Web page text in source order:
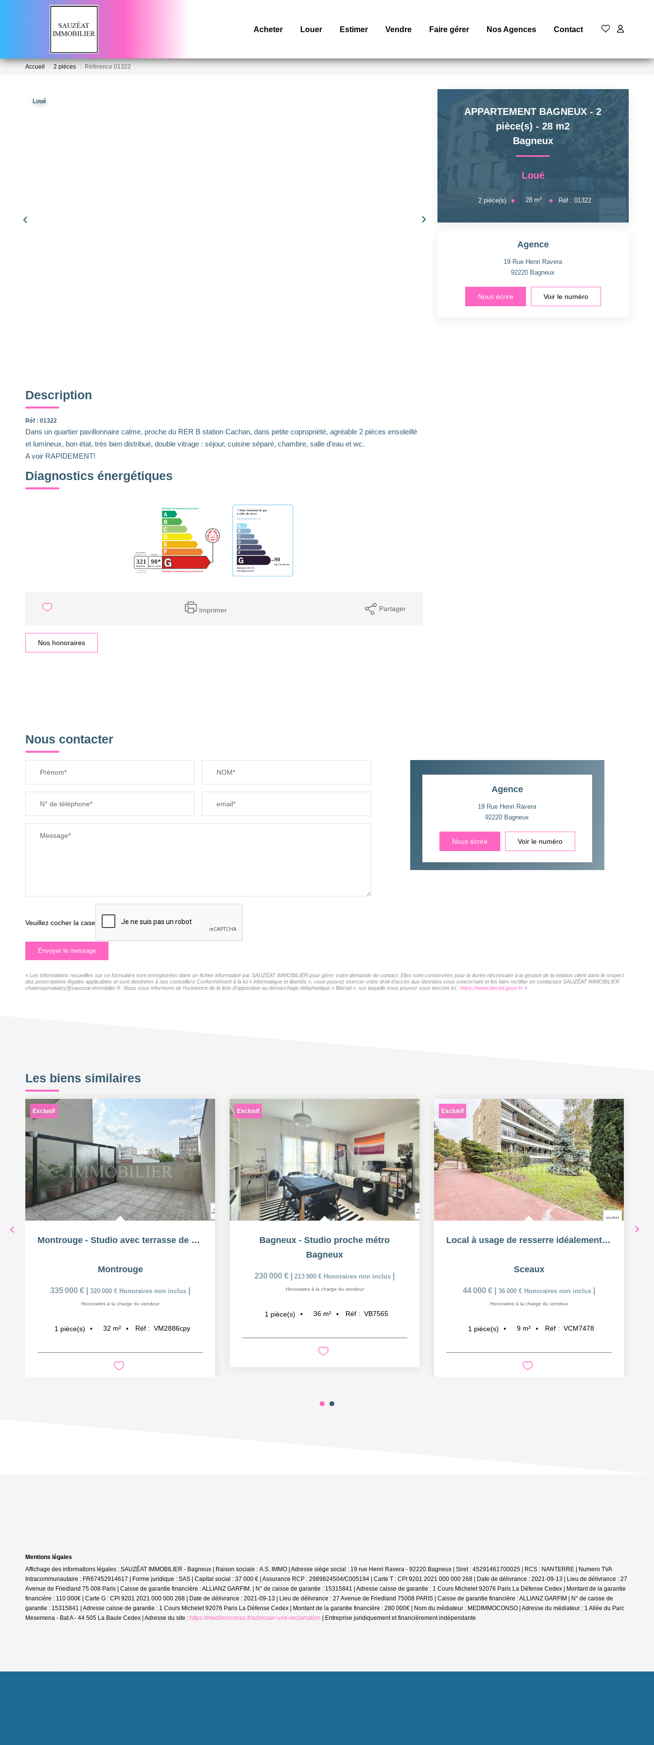
Acheter Louer Estimer Vendre Faire gérer Nos Agences Contact
Accueil 2 pièces Référence 01322
Loué
Description
Réf : 01322
Dans un quartier pavillonnaire calme, proche du RER B station Cachan, dans petite copropriété, agréable 2 pièces ensoleillé
et lumineux, bon état, très bien distribué, double vitrage : séjour, cuisine séparé, chambre, salle d'eau et wc.
A voir RAPIDEMENT!
Diagnostics énergétiques
Imprimer Partager
Nos honoraires
APPARTEMENT BAGNEUX - 2
pièce(s) - 28 m2
Bagneux
Loué
2pièce(s) 28m² Réf :01322
Agence
19 Rue Henri Ravera
92220 Bagneux
Nous écrire Voir le numéro
Nous contacter
Prénom* NOM*
N° de téléphone* email*
Message*
Veuillez cocher la case
Envoyer le message
Agence
19 Rue Henri Ravera
92220 Bagneux
Nous écrire Voir le numéro
« Les informations recueillies sur ce formulaire sont enregistrées dans un fichier informatisé par SAUZÉAT IMMOBILIER pour gérer votre demande de contact. Elles sont conservées pour la durée nécessaire à la gestion de la relation client dans le respect
des prescriptions légales applicables et sont destinées à nos conseillers Conformément à la loi « informatique et libertés », vous pouvez exercer votre droit d'accès aux données vous concernant et les faire rectifier en contactant SAUZÉAT IMMOBILIER
chatenaymalabry@sauzeat-immobilier.fr. Nous vous informons de l'existence de la liste d'opposition au démarchage téléphonique « Bloctel », sur laquelle vous pouvez vous inscrire ici : https://www.bloctel.gouv.fr/»
Les biens similaires
Exclusif
Montrouge - Studio avec terrasse de 18m²
Montrouge
335 000 € 320 000 € Honoraires non inclus
Honoraires à la charge du vendeur
1 pièce(s) 32 m² Réf : VM2886cpy
Exclusif
Bagneux - Studio proche métro
Bagneux
230 000 € 213 900 € Honoraires non inclus
Honoraires à la charge du vendeur
1 pièce(s) 36 m² Réf : VB7565
Exclusif
Local à usage de resserre idéalement situé à Sceaux
Sceaux
44 000 € 36 000 € Honoraires non inclus
Honoraires à la charge du vendeur
1 pièce(s) 9 m² Réf : VCM7478
Mentions légales
Affichage des informations légales : SAUZÉAT IMMOBILIER - Bagneux | Raison sociale : A.S. IMMO | Adresse siège social : 19 rue Henri Ravera - 92220 Bagneux | Siret : 45291461700025 | RCS : NANTERRE | Numero TVA
Intracommunautaire : FR67452914617 | Forme juridique : SAS | Capital social : 37 000 € | Assurance RCP : 2989824504/C005194 | Carte T : CPI 9201 2021 000 000 268 | Date de délivrance : 2021-09-13 | Lieu de délivrance : 27
Avenue de Friedland 75 008 Paris | Caisse de garantie financière : ALLIANZ GARFIM. | N° de caisse de garantie : 15315841 | Adresse caisse de garantie : 1 Cours Michelet 92076 Paris La Défense Cedex | Montant de la garantie
financière : 110 000€ | Carte G : CPI 9201 2021 000 000 268 | Date de délivrance : 2021-09-13 | Lieu de délivrance : 27 Avenue de Friedland 75008 PARIS | Caisse de garantie financière : ALLIANZ GARFIM | N° de caisse de
garantie : 15315841 | Adresse caisse de garantie : 1 Cours Michelet 92076 Paris La Défense Cedex | Montant de la garantie financière : 280 000€ | Nom du médiateur : MEDIMMOCONSO | Adresse du médiateur : 1 Allée du Parc
Mesemena - Bat A - 44 505 La Baule Cedex | Adresse du site : https://mediimoconso.fr/adresser-une-reclamation Entreprise juridiquement et financièrement indépendante